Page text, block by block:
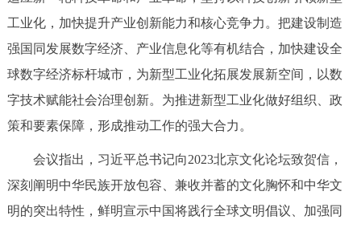
工业化，加快提升产业创新能力和核心竞争力。把建设制造
强国同发展数字经济、产业信息化等有机结合，加快建设全
球数字经济标杆城市，为新型工业化拓展发展新空间，以数
字技术赋能社会治理创新。为推进新型工业化做好组织、政
策和要素保障，形成推动工作的强大合力。
会议指出，习近平总书记向2023北京文化论坛致贺信，
深刻阐明中华民族开放包容、兼收并蓄的文化胸怀和中华文
明的突出特性，鲜明宣示中国将践行全球文明倡议、加强同